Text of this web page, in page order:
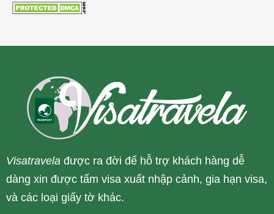
Visatravela được ra đời để hỗ trợ khách hàng dễ
dàng xin được tấm visa xuất nhập cảnh, gia hạn visa,
và các loại giấy tờ khác.